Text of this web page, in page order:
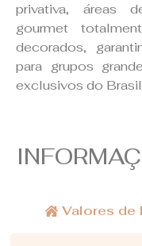
privativa, áreas
gourmet
decorados,
para grupos
exclusivos do
Valores de